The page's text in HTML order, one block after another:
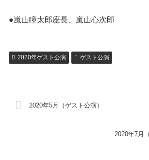
●嵐山瞳太郎座長、嵐山心次郎
2020年ゲスト公演 ゲスト公演
2020年5月（ゲスト公演）
2020年7月